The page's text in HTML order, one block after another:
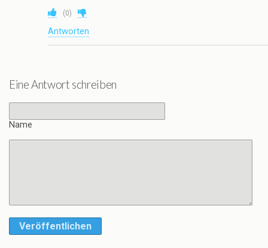
(0)
Antworten
Eine Antwort schreiben
Name
Veröffentlichen